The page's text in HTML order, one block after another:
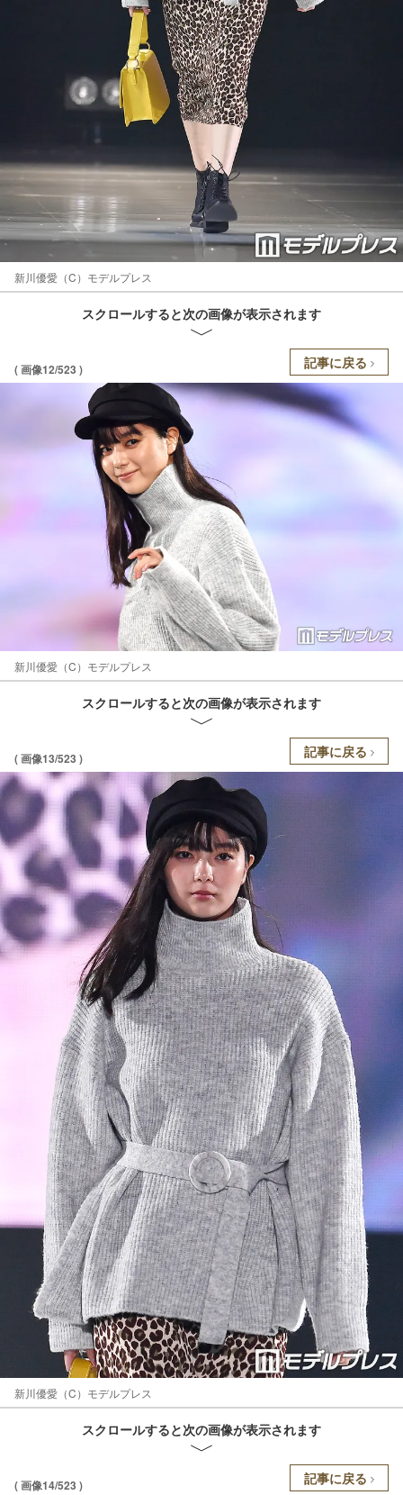
新川優愛（C）モデルプレス
スクロールすると次の画像が表示されます
( 画像12/523 ) 記事に戻る
新川優愛（C）モデルプレス
スクロールすると次の画像が表示されます
( 画像13/523 ) 記事に戻る
新川優愛（C）モデルプレス
スクロールすると次の画像が表示されます
( 画像14/523 ) 記事に戻る